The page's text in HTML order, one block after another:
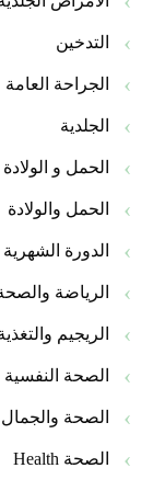
التدخين
الجراحة العامة
الجلدية
الحمل و الولادة
الحمل والولادة
الدورة الشهرية
الرياضة
الريجيم
الصحة النفسية
الصحة والجمال
الصحة Health